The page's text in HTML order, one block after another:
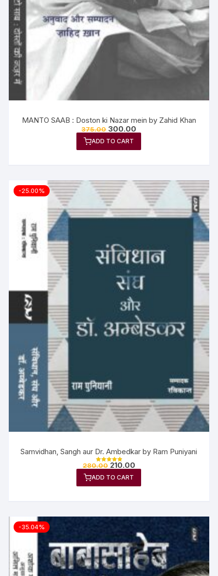
MANTO SAAB : Doston ki Nazar mein by Zahid Khan
375.00 300.00
ADD TO CART
-25.00%
Samvidhan, Sangh aur Dr. Ambedkar by Ram Puniyani
Rated
out of 5
280.00 210.00
ADD TO CART
-35.04%